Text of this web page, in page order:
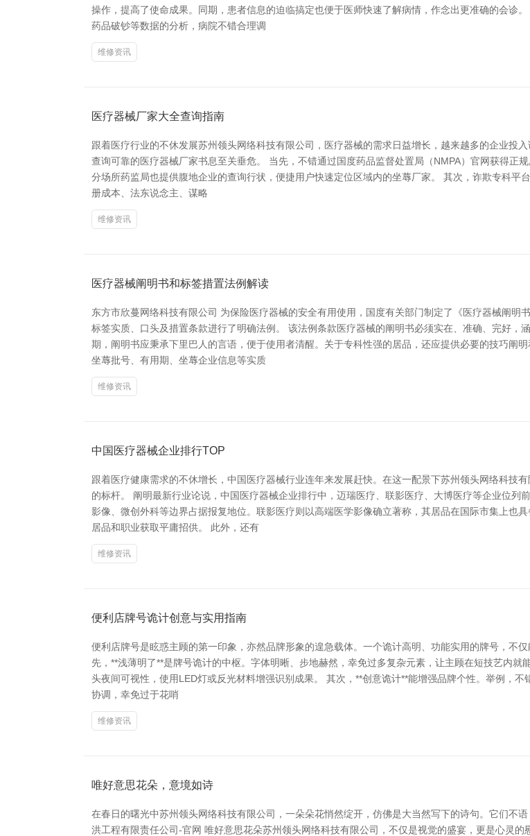
操作，提高了使命成果。同期，患者信息的迫临搞定也便于医师快速了解病情，作念出更准确的会诊
药品破钞等数据的分析，病院不错合理调
维修资讯
医疗器械厂家大全查询指南
跟着医疗行业的不休发展苏州领头网络科技有限公司，医疗器械的需求日益增长，越来越多的企业投
查询可靠的医疗器械厂家书息至关垂危。 当先，不错通过国度药品监督处置局（NMPA）官网获得正
分场所药监局也提供腹地企业的查询行状，便捷用户快速定位区域内的坐蓐厂家。 其次，诈欺专科平
册成本、法东说念主、谋略
维修资讯
医疗器械阐明书和标签措置法例解读
东方市欣蔓网络科技有限公司 为保险医疗器械的安全有用使用，国度有关部门制定了《医疗器械阐
标签实质、口头及措置条款进行了明确法例。 该法例条款医疗器械的阐明书必须实在、准确、完好，
期，阐明书应秉承下里巴人的言语，便于使用者清醒。关于专科性强的居品，还应提供必要的技巧阐
坐蓐批号、有用期、坐蓐企业信息等实质
维修资讯
中国医疗器械企业排行TOP
跟着医疗健康需求的不休增长，中国医疗器械行业连年来发展赶快。在这一配景下苏州领头网络科技
的标杆。 阐明最新行业论说，中国医疗器械企业排行中，迈瑞医疗、联影医疗、大博医疗等企业位
影像、微创外科等边界占据报复地位。联影医疗则以高端医学影像确立著称，其居品在国际市集上也
居品和职业获取平庸招供。 此外，还有
维修资讯
便利店牌号诡计创意与实用指南
便利店牌号是眩惑主顾的第一印象，亦然品牌形象的遑急载体。一个诡计高明、功能实用的牌号，不
先，**浅薄明了**是牌号诡计的中枢。字体明晰、步地赫然，幸免过多复杂元素，让主顾在短技艺内
头夜间可视性，使用LED灯或反光材料增强识别成果。 其次，**创意诡计**能增强品牌个性。举例，
协调，幸免过于花哨
维修资讯
唯好意思花朵，意境如诗
在春日的曙光中苏州领头网络科技有限公司，一朵朵花悄然绽开，仿佛是大当然写下的诗句。它们不
洪工程有限责任公司-官网 唯好意思花朵苏州领头网络科技有限公司，不仅是视觉的盛宴，更是心灵